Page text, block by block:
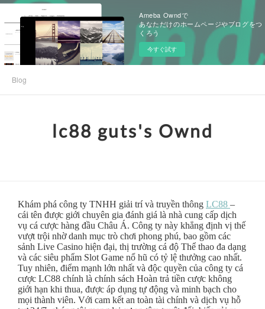
Ameba Owndで
あなただけのホームページやブログをつ
くろう
今すぐ試す
Blog
lc88 guts's Ownd